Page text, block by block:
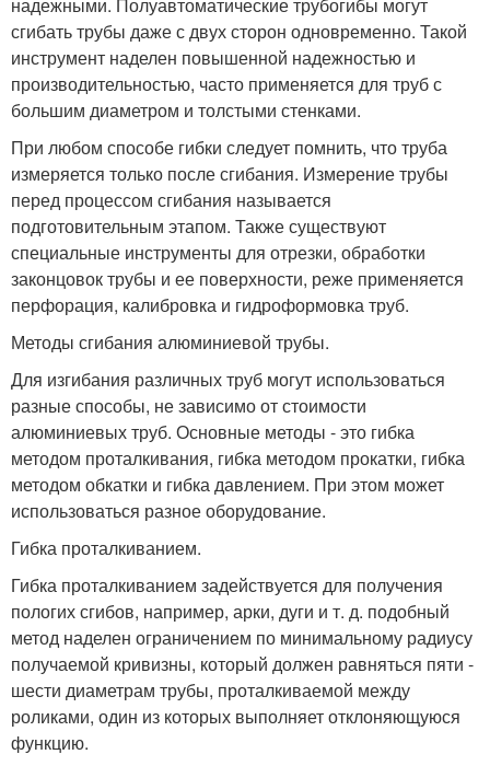
надежными. Полуавтоматические трубогибы могут
сгибать трубы даже с двух сторон одновременно. Такой
инструмент наделен повышенной надежностью и
производительностью, часто применяется для труб с
большим диаметром и толстыми стенками.
При любом способе гибки следует помнить, что труба
измеряется только после сгибания. Измерение трубы
перед процессом сгибания называется
подготовительным этапом. Также существуют
специальные инструменты для отрезки, обработки
законцовок трубы и ее поверхности, реже применяется
перфорация, калибровка и гидроформовка труб.
Методы сгибания алюминиевой трубы.
Для изгибания различных труб могут использоваться
разные способы, не зависимо от стоимости
алюминиевых труб. Основные методы - это гибка
методом проталкивания, гибка методом прокатки, гибка
методом обкатки и гибка давлением. При этом может
использоваться разное оборудование.
Гибка проталкиванием.
Гибка проталкиванием задействуется для получения
пологих сгибов, например, арки, дуги и т. д. подобный
метод наделен ограничением по минимальному радиусу
получаемой кривизны, который должен равняться пяти -
шести диаметрам трубы, проталкиваемой между
роликами, один из которых выполняет отклоняющуюся
функцию.